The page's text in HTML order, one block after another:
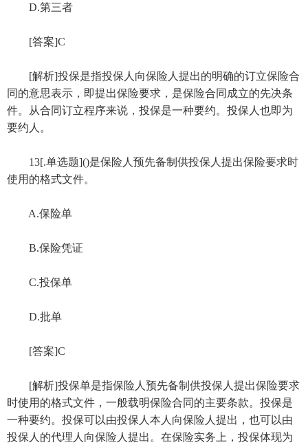
D.第三者
[答案]C
[解析]投保是指投保人向保险人提出的明确的订立保险合
同的意思表示，即提出保险要求，是保险合同成立的先决条
件。从合同订立程序来说，投保是一种要约。投保人也即为
要约人。
13[.单选题]()是保险人预先备制供投保人提出保险要求时
使用的格式文件。
A.保险单
B.保险凭证
C.投保单
D.批单
[答案]C
[解析]投保单是指保险人预先备制供投保人提出保险要求
时使用的格式文件，一般载明保险合同的主要条款。投保是
一种要约。投保可以由投保人本人向保险人提出，也可以由
投保人的代理人向保险人提出。在保险实务上，投保体现为